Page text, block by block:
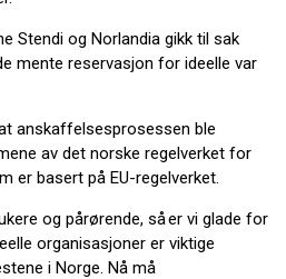
Stendi og Norlandia gikk til sak
mente reservasjon for ideelle var
anskaffelsesprosessen ble
av det norske regelverket for
er basert på EU-regelverket.
og pårørende, så er vi glade for
organisasjoner er viktige
i Norge. Nå må